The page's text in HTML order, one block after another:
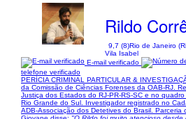
Rildo
9,7 (8)Rio de Janeiro
Vila Isabel
E-mail verificado
telefone verificado
PERÍCIA CRIMINAL PARTICULAR &
da Comissão de Ciências Forenses da OAB-RJ.
Justiça dos Estados do RJ-PR-RS-SC e no
Rio Grande do Sul. Investigador registrado no
ADB-Associação dos Detetives do Brasil. Parceria